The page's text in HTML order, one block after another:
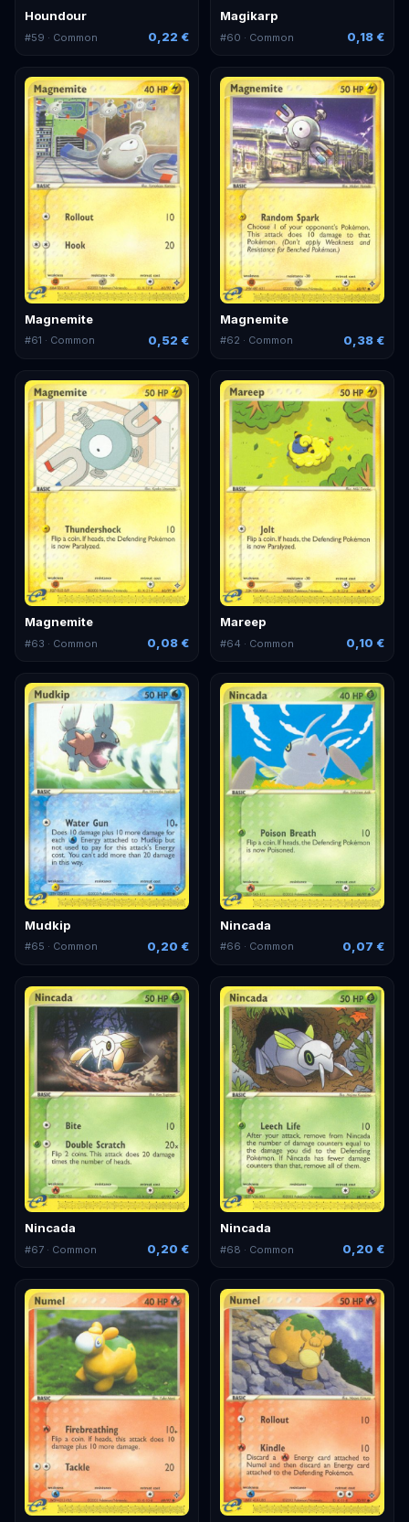
Houndour
#59 · Common 0,22 €
Magikarp
#60 · Common 0,18 €
Magnemite
#61 · Common 0,52 €
Magnemite
#62 · Common 0,38 €
Magnemite
#63 · Common 0,08 €
Mareep
#64 · Common 0,10 €
Mudkip
#65 · Common 0,20 €
Nincada
#66 · Common 0,07 €
Nincada
#67 · Common 0,20 €
Nincada
#68 · Common 0,20 €